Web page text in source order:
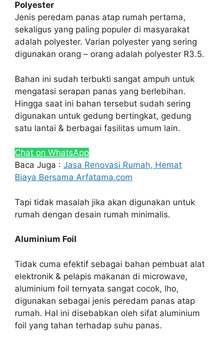
Polyester
Jenis peredam panas atap rumah pertama,
sekaligus yang paling populer di masyarakat
adalah polyester. Varian polyester yang sering
digunakan orang – orang adalah polyester R3.5.
Bahan ini sudah terbukti sangat ampuh untuk
mengatasi serapan panas yang berlebihan.
Hingga saat ini bahan tersebut sudah sering
digunakan untuk gedung bertingkat, gedung
satu lantai & berbagai fasilitas umum lain.
Chat on WhatsApp
Baca Juga : Jasa Renovasi Rumah, Hemat
Biaya Bersama Arfatama.com
Tapi tidak masalah jika akan digunakan untuk
rumah dengan desain rumah minimalis.
Aluminium Foil
Tidak cuma efektif sebagai bahan pembuat alat
elektronik & pelapis makanan di microwave,
aluminium foil ternyata sangat cocok, lho,
digunakan sebagai jenis peredam panas atap
rumah. Hal ini disebabkan oleh sifat aluminium
foil yang tahan terhadap suhu panas.